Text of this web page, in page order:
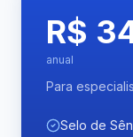
R$
anual
Para
Selo de